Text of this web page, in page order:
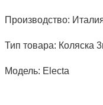
Производство:
Тип товара: Коляска
Модель: Electa